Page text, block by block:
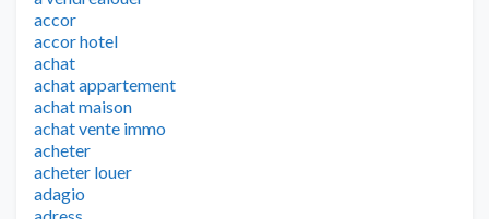
accor
accor hotel
achat
achat appartement
achat maison
achat vente immo
acheter
acheter louer
adagio